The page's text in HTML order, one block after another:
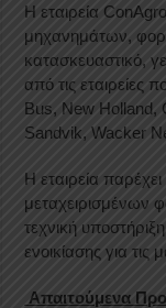
Η εταιρεία
μηχανημάτων,
κατασκευαστικό,
από τις εταιρείες
Bus, New Holland,
Sandvik, Wacker
Η εταιρεία
μεταχειρισμένων
τεχνική
ενοικίασης για τις
Απαιτούμενα